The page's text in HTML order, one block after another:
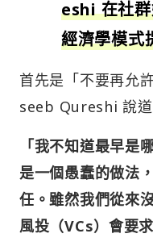
eshi 在社
經濟學模式
首先是「不要再允
seeb Qureshi 說道
「我不知道最早是
是一個愚蠢的做法
任。雖然我們從來
風投（VCs）會要